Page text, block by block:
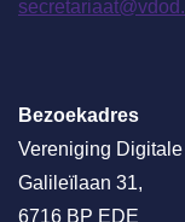
Bezoekadres
Vereniging
Galileïlaan 31,
6716 BP EDE